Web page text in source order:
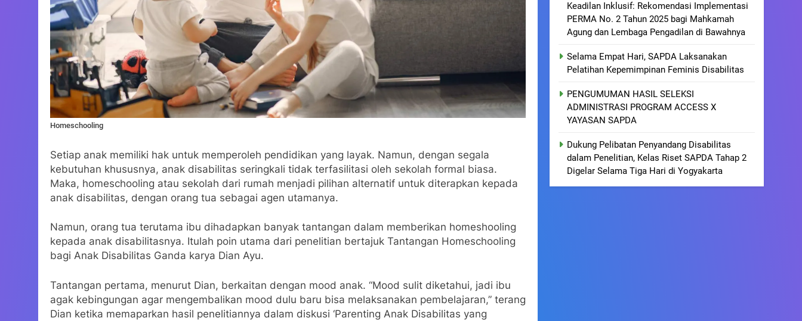
Homeschooling
Setiap anak memiliki hak untuk memperoleh pendidikan yang layak. Namun, dengan segala
kebutuhan khususnya, anak disabilitas seringkali tidak terfasilitasi oleh sekolah formal biasa.
Maka, homeschooling atau sekolah dari rumah menjadi pilihan alternatif untuk diterapkan kepada
anak disabilitas, dengan orang tua sebagai agen utamanya.
Namun, orang tua terutama ibu dihadapkan banyak tantangan dalam memberikan homeshooling
kepada anak disabilitasnya. Itulah poin utama dari penelitian bertajuk Tantangan Homeschooling
bagi Anak Disabilitas Ganda karya Dian Ayu.
Tantangan pertama, menurut Dian, berkaitan dengan mood anak. “Mood sulit diketahui, jadi ibu
agak kebingungan agar mengembalikan mood dulu baru bisa melaksanakan pembelajaran,” terang
Dian ketika memaparkan hasil penelitiannya dalam diskusi ‘Parenting Anak Disabilitas yang
Keadilan Inklusif: Rekomendasi Implementasi
PERMA No. 2 Tahun 2025 bagi Mahkamah
Agung dan Lembaga Pengadilan di Bawahnya
Selama Empat Hari, SAPDA Laksanakan
Pelatihan Kepemimpinan Feminis Disabilitas
PENGUMUMAN HASIL SELEKSI
ADMINISTRASI PROGRAM ACCESS X
YAYASAN SAPDA
Dukung Pelibatan Penyandang Disabilitas
dalam Penelitian, Kelas Riset SAPDA Tahap 2
Digelar Selama Tiga Hari di Yogyakarta